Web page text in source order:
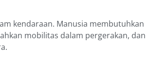
kendaraan. Manusia membutuhkan
mobilitas dalam pergerakan, dan